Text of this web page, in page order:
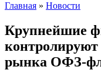
Главная » Новости
Крупнейшие
рынка ОФЗ-